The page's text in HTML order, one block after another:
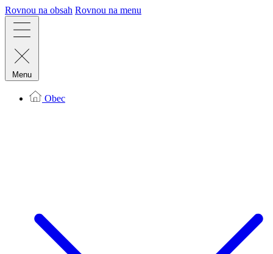
Rovnou na obsah Rovnou na menu
Menu
Obec